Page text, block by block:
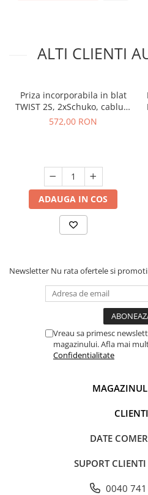
ALTI CLIENTI
Priza incorporabila in blat
TWIST 2S, 2xSchuko, cablu 2
m inclus, inox
572,00 RON
ADAUGA IN COS
Newsletter Nu rata ofertele si
Vreau sa primesc
magazinului. Afla mai
Confidentialitate
CLIENTI
DATE
SUPORT CLIENTI
0040